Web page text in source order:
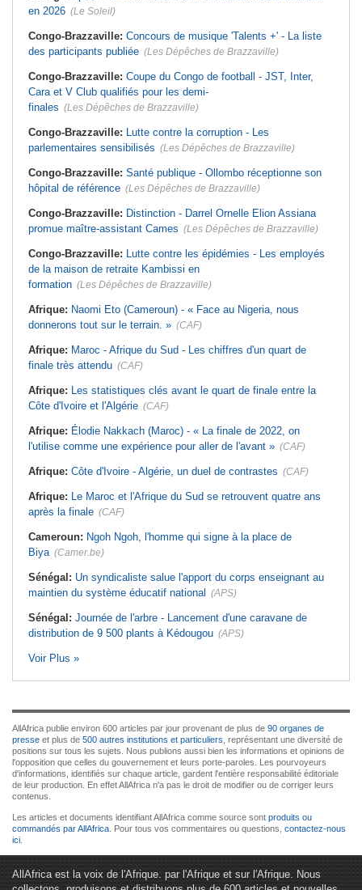
en 2026 (Le Soleil)
Congo-Brazzaville: Concours de musique 'Talents +' - La liste
des participants publiée (Les Dépêches de Brazzaville)
Congo-Brazzaville: Coupe du Congo de football - JST, Inter,
Cara et V Club qualifiés pour les demi-
finales (Les Dépêches de Brazzaville)
Congo-Brazzaville: Lutte contre la corruption - Les
parlementaires sensibilisés (Les Dépêches de Brazzaville)
Congo-Brazzaville: Santé publique - Ollombo réceptionne son
hôpital de référence (Les Dépêches de Brazzaville)
Congo-Brazzaville: Distinction - Darrel Ornelle Elion Assiana
promue maître-assistant Cames (Les Dépêches de Brazzaville)
Congo-Brazzaville: Lutte contre les épidémies - Les employés
de la maison de retraite Kambissi en
formation (Les Dépêches de Brazzaville)
Afrique: Naomi Eto (Cameroun) - « Face au Nigeria, nous
donnerons tout sur le terrain. » (CAF)
Afrique: Maroc - Afrique du Sud - Les chiffres d'un quart de
finale très attendu (CAF)
Afrique: Les statistiques clés avant le quart de finale entre la
Côte d'Ivoire et l'Algérie (CAF)
Afrique: Élodie Nakkach (Maroc) - « La finale de 2022, on
l'utilise comme une expérience pour aller de l'avant » (CAF)
Afrique: Côte d'Ivoire - Algérie, un duel de contrastes (CAF)
Afrique: Le Maroc et l'Afrique du Sud se retrouvent quatre ans
après la finale (CAF)
Cameroun: Ngoh Ngoh, l'homme qui signe à la place de
Biya (Camer.be)
Sénégal: Un syndicaliste salue l'apport du corps enseignant au
maintien du système éducatif national (APS)
Sénégal: Journée de l'arbre - Lancement d'une caravane de
distribution de 9 500 plants à Kédougou (APS)
Voir Plus »
AllAfrica publie environ 600 articles par jour provenant de plus de 90 organes de
presse et plus de 500 autres institutions et particuliers , représentant une diversité de
positions sur tous les sujets. Nous publions aussi bien les informations et opinions de
l'opposition que celles du gouvernement et leurs porte-paroles. Les pourvoyeurs
d'informations, identifiés sur chaque article, gardent l'entière responsabilité éditoriale
de leur production. En effet AllAfrica n'a pas le droit de modifier ou de corriger leurs
contenus.
Les articles et documents identifiant AllAfrica comme source sont produits ou
commandés par AllAfrica . Pour tous vos commentaires ou questions, contactez-nous
ici
AllAfrica est la voix de l'Afrique. par l'Afrique et sur l'Afrique. Nous